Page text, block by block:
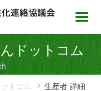
ドットコム
トコム 生産者 詳細